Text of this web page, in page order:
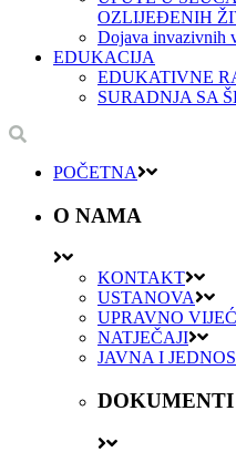
OZLIJEĐENIH
Dojava invazivnih
EDUKACIJA
EDUKATIVNE
SURADNJA SA
POČETNA
O NAMA
KONTAKT
USTANOVA
UPRAVNO
NATJEČAJI
JAVNA I
DOKUMENTI